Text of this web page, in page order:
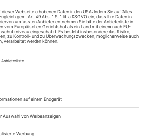
«Volksfeind» am Vidmar 1 Bern
Giftkloake. Ibsens «Volksfeind»
wollen. Die Bühnen Bern haben nun
Blick darauf werfen lassen: den
Dmitrij Gawrisch und die
die ab Herbst Ko-Intendantin...